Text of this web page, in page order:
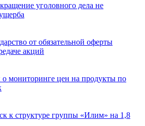
уголовного дела не
от обязательной оферты
акций
мониторинге цен на продукты по
к структуре группы «Илим» на 1,8